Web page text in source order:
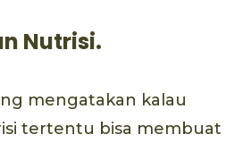
Nutrisi.
mengatakan kalau
tertentu bisa membuat